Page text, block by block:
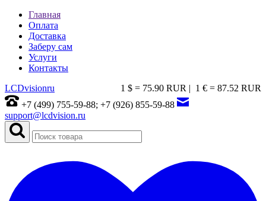
Главная
Оплата
Доставка
Заберу сам
Услуги
Контакты
1 € = 87.52 RUR
1 $ = 75.90 RUR |
LCDvisionru
+7 (499) 755-59-88; +7 (926) 855-59-88
support@lcdvision.ru